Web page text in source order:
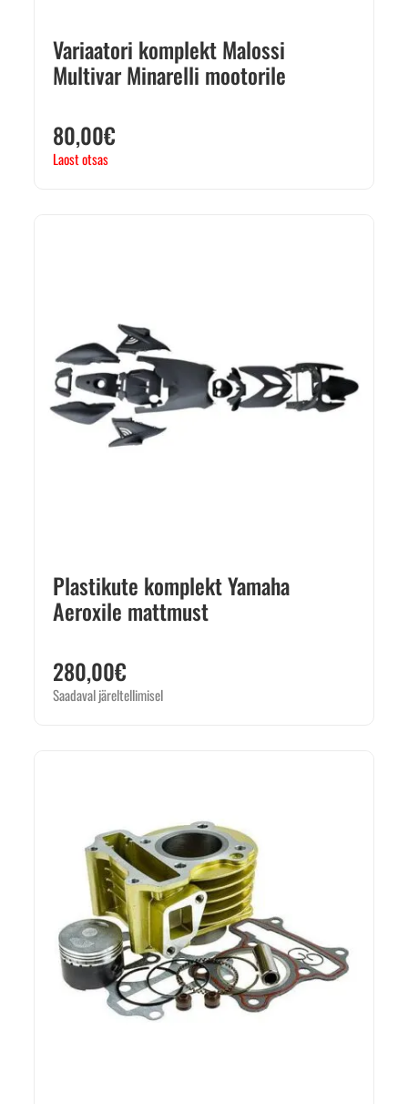
Variaatori komplekt Malossi
Multivar Minarelli mootorile
80,00€
Laost otsas
Plastikute komplekt Yamaha
Aeroxile mattmust
280,00€
Saadaval järeltellimisel